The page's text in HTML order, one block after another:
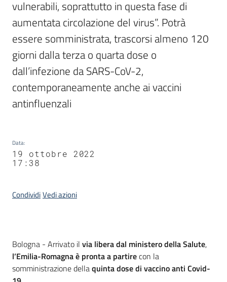
vulnerabili, soprattutto in questa fase di
aumentata circolazione del virus”. Potrà
essere somministrata, trascorsi almeno 120
giorni dalla terza o quarta dose o
dall’infezione da SARS-CoV-2,
contemporaneamente anche ai vaccini
antinfluenzali
Data:
19 ottobre 2022
17:38
CondividiVedi azioni
Contenuto
Bologna - Arrivato il via libera dal ministero della Salute,
l’Emilia-Romagna è pronta a partirecon la
somministrazione dellaquinta dose di vaccino anti Covid-